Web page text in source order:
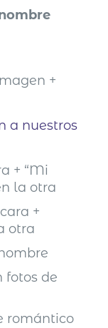
+
a nuestros
+ “Mi
la otra
+
otra
fotos de
romántico